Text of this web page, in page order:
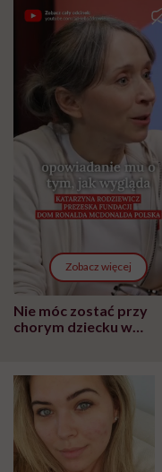
Zobacz więcej
Nie móc zostać przy
chorym dziecku w
może chyba tylko
głupota i brak
wyobraźni"